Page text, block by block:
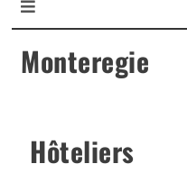
Monteregie
Hôteliers